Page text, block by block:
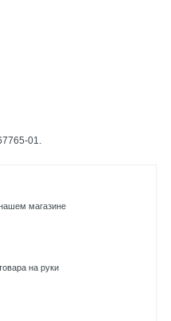
01.
магазине
на руки